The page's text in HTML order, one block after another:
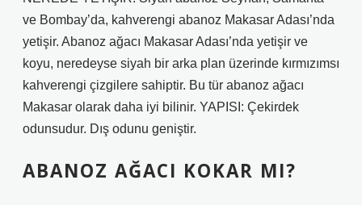
ve Bombay’da, kahverengi abanoz Makasar Adası’nda
yetişir. Abanoz ağacı Makasar Adası’nda yetişir ve
koyu, neredeyse siyah bir arka plan üzerinde kırmızımsı
kahverengi çizgilere sahiptir. Bu tür abanoz ağacı
Makasar olarak daha iyi bilinir. YAPISI: Çekirdek
odunsudur. Dış odunu geniştir.
ABANOZ AĞACI KOKAR MI?